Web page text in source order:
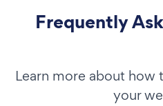
Frequently
Learn more about how
your